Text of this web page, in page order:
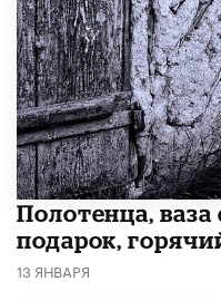
Полотенца,
подарок,
13 ЯНВАРЯ